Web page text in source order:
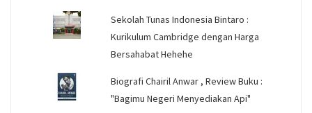
Sekolah Tunas Indonesia Bintaro :
Kurikulum Cambridge dengan Harga
Bersahabat Hehehe
Biografi Chairil Anwar , Review Buku :
"Bagimu Negeri Menyediakan Api"